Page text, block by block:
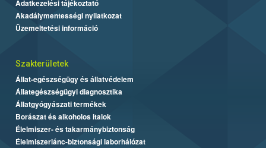
Adatkezelési tájékoztató
Akadálymentességi nyilatkozat
Üzemeltetési információ
Szakterületek
Állat-egészségügy és állatvédelem
Állategészségügyi diagnosztika
Állatgyógyászati termékek
Borászat és alkoholos italok
Élelmiszer- és takarmánybiztonság
Élelmiszerlánc-biztonsági laborhálózat